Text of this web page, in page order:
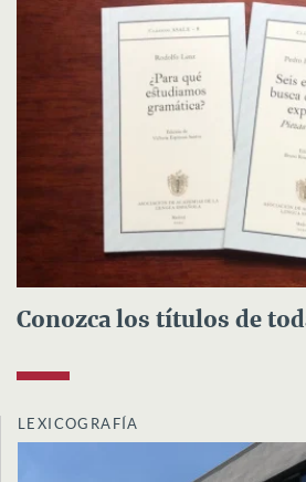
Conozca los títulos de
LEXICOGRAFÍA